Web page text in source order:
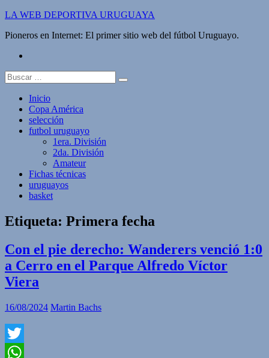
Saltar
contenido
LA WEB DEPORTIVA URUGUAYA
Pioneros en Internet: El primer sitio web del fútbol Uruguayo.
Buscar:
Inicio
Copa América
selección
futbol uruguayo
1era. División
2da. División
Amateur
Fichas técnicas
uruguayos
basket
Etiqueta: Primera fecha
Con el pie derecho: Wanderers venció 1:0
a Cerro en el Parque Alfredo Víctor
Viera
16/08/2024 Martin Bachs
Twitter